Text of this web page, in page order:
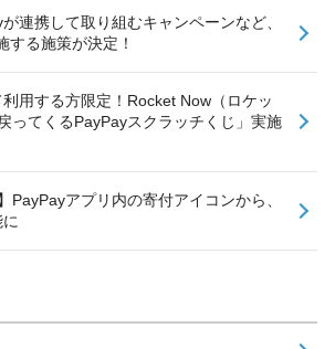
連携して取り組むキャンペーンなど、
する施策が決定！
利用する方限定！Rocket Now（ロケッ
ってくるPayPayスクラッチくじ」実施
PayPayアプリ内の寄付アイコンから、